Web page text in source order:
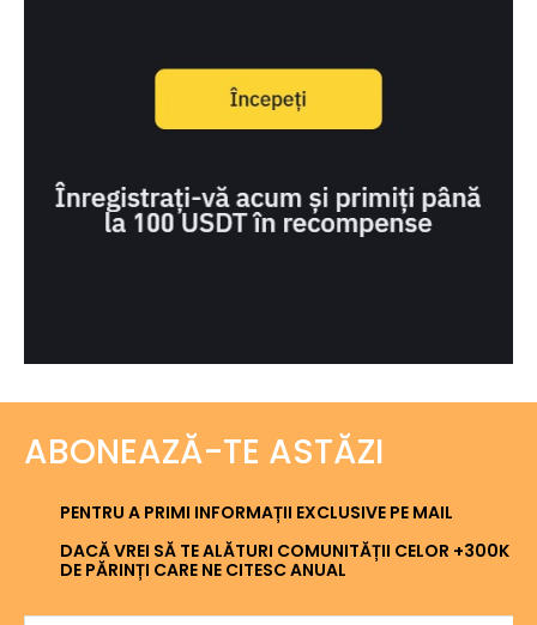
ABONEAZĂ-TE ASTĂZI
PENTRU A PRIMI INFORMAȚII EXCLUSIVE PE MAIL
DACĂ VREI SĂ TE ALĂTURI COMUNITĂȚII CELOR +300K
DE PĂRINȚI CARE NE CITESC ANUAL